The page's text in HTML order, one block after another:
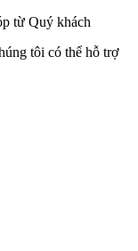
từ Quý khách
tôi có thể hỗ trợ